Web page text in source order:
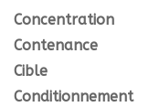
Concentration
Contenance
Cible
Conditionnement